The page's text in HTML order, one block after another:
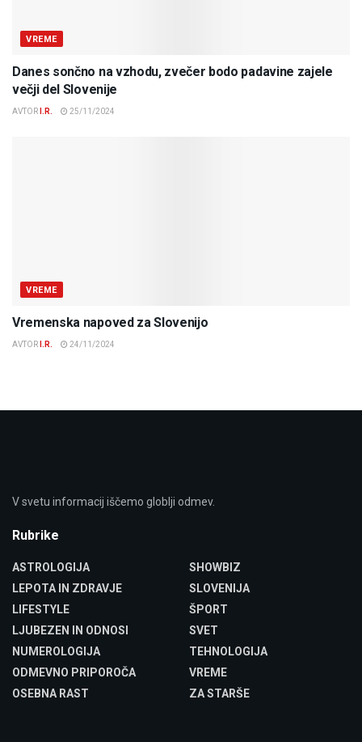
VREME
Danes sončno na vzhodu, zvečer bodo padavine zajele
večji del Slovenije
AVTOR I.R. 25/11/2024
VREME
Vremenska napoved za Slovenijo
AVTOR I.R. 24/11/2024
V svetu informacij iščemo globlji odmev.
Rubrike
ASTROLOGIJA
LEPOTA IN ZDRAVJE
LIFESTYLE
LJUBEZEN IN ODNOSI
NUMEROLOGIJA
ODMEVNO PRIPOROČA
OSEBNA RAST
SHOWBIZ
SLOVENIJA
ŠPORT
SVET
TEHNOLOGIJA
VREME
ZA STARŠE